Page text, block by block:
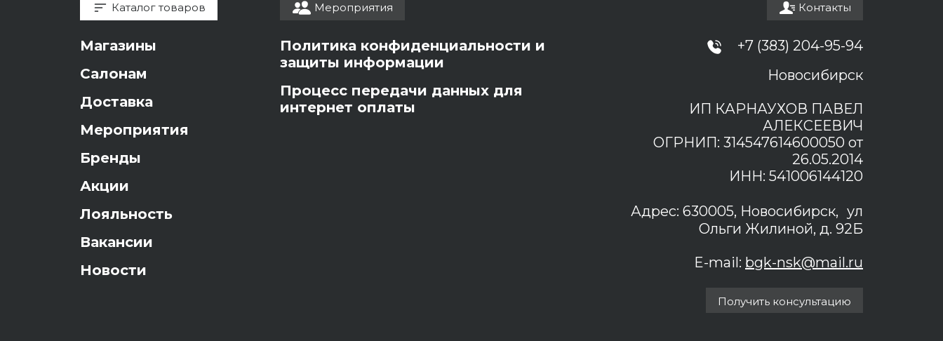
Каталог товаров
Магазины
Салонам
Доставка
Мероприятия
Бренды
Акции
Лояльность
Вакансии
Новости
Мероприятия
Политика конфиденциальности и
защиты информации
Процесс передачи данных для
интернет оплаты
Контакты
+7 (383) 204-95-94
Новосибирск
ИП КАРНАУХОВ ПАВЕЛ
АЛЕКСЕЕВИЧ
ОГРНИП: 314547614600050 от
26.05.2014
ИНН: 541006144120
Адрес: 630005, Новосибирск, ул
Ольги Жилиной, д. 92Б
E-mail: bgk-nsk@mail.ru
Получить консультацию